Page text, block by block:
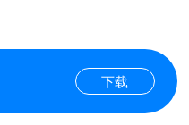
下载